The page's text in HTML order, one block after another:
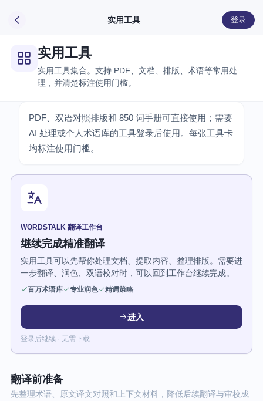
实用工具 登录
实用工具
实用工具集合。支持 PDF、文档、排版、术语等常用处
理，并清楚标注使用门槛。
PDF、双语对照排版和 850 词手册可直接使用；需要
AI 处理或个人术语库的工具登录后使用。每张工具卡
均标注使用门槛。
WORDSTALK 翻译工作台
继续完成精准翻译
实用工具可以先帮你处理文档、提取内容、整理排版。需要进
一步翻译、润色、双语校对时，可以回到工作台继续完成。
百万术语库 专业润色 精调策略
进入
登录后继续 · 无需下载
翻译前准备
先整理术语、原文译文对照和上下文材料，降低后续翻译与审校成